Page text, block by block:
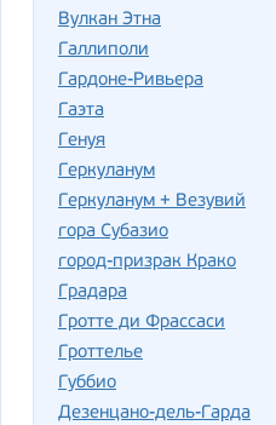
Вулкан Этна
Галлиполи
Гардоне-Ривьера
Гаэта
Генуя
Геркуланум
Геркуланум + Везувий
гора Субазио
город-призрак Крако
Градара
Гротте ди Фрассаси
Гроттелье
Губбио
Дезенцано-дель-Гарда